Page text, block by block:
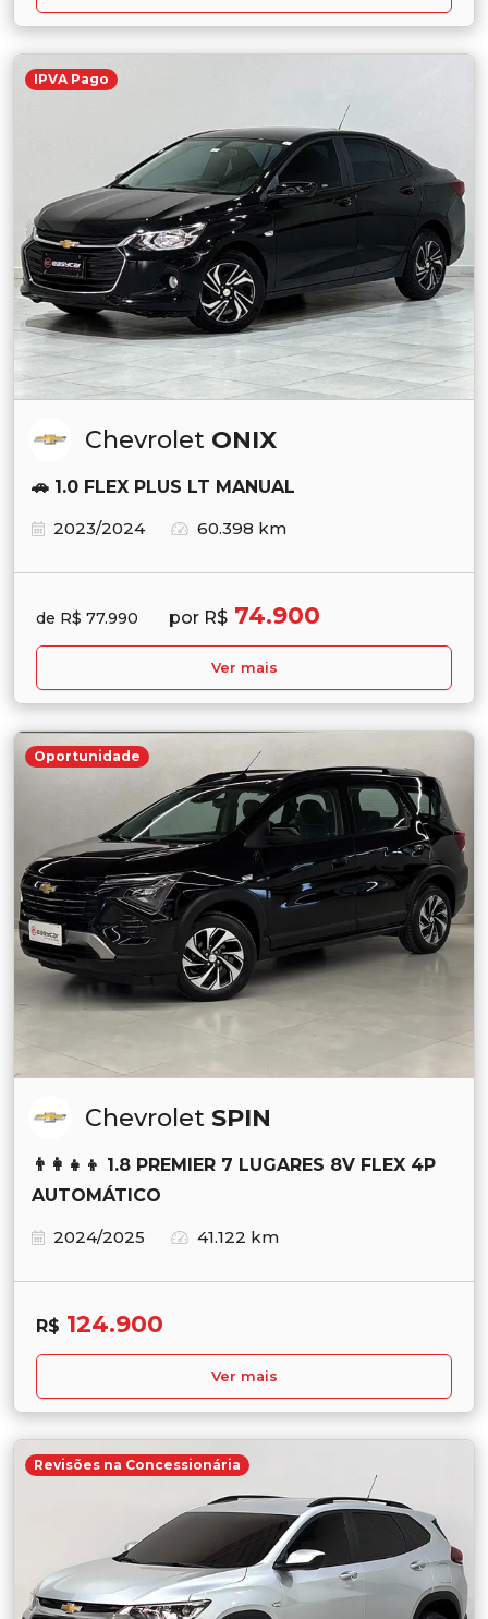
IPVA Pago
Chevrolet ONIX
🚗 1.0 FLEX PLUS LT MANUAL
2023/2024
60.398 km
de R$ 77.990 por R$ 74.900
Ver mais
Oportunidade
Chevrolet SPIN
👨‍👩‍👧‍👦 1.8 PREMIER 7 LUGARES 8V FLEX 4P
AUTOMÁTICO
2024/2025
41.122 km
R$ 124.900
Ver mais
Revisões na Concessionária